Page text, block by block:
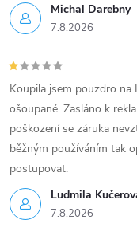
Michal Darebny
7.8.2026
Ludmila
7.8.2026
Koupila jsem pouzdro
ošoupané. Zasláno k
poškození se záruka
běžným používáním tak
postupovat.